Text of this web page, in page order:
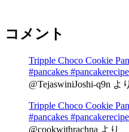
コメント
Tripple Choco Cookie
#pancakes
@TejaswiniJoshi-q9n より
Tripple Choco Cookie
#pancakes
@cookwithrachna より